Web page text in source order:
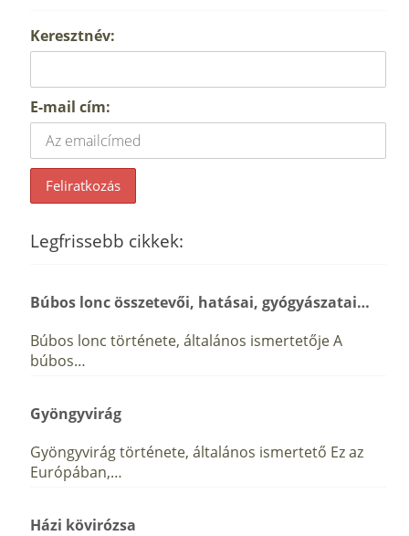
Keresztnév:
E-mail cím:
Legfrissebb cikkek:
Búbos lonc összetevői, hatásai, gyógyászatai…
Búbos lonc története, általános ismertetője A
búbos…
Gyöngyvirág
Gyöngyvirág története, általános ismertető Ez az
Európában,…
Házi kövirózsa